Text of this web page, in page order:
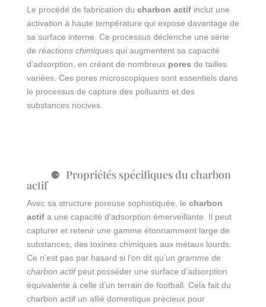
Le procédé de fabrication du charbon actifinclut une
activation à haute température qui expose davantage de
sa surface interne. Ce processus déclenche une série
de réactions chimiquesqui augmentent sa capacité
d’adsorption, en créant de nombreux pores de tailles
variées. Ces pores microscopiques sont essentiels dans
le processus de capture des polluants et des
substances nocives.
Propriétés spécifiques du charbon
actif
Avec sa structure poreuse sophistiquée, le charbon
actifa une capacité d’adsorption émerveillante. Il peut
capturer et retenir une gamme étonnamment large de
substances, des toxines chimiques aux métaux lourds.
Ce n’est pas par hasard si l’on dit qu’un gramme de
charbon actifpeut posséder une surface d’adsorption
équivalente à celle d’un terrain de football. Cela fait du
charbon actif un allié domestique précieux pour